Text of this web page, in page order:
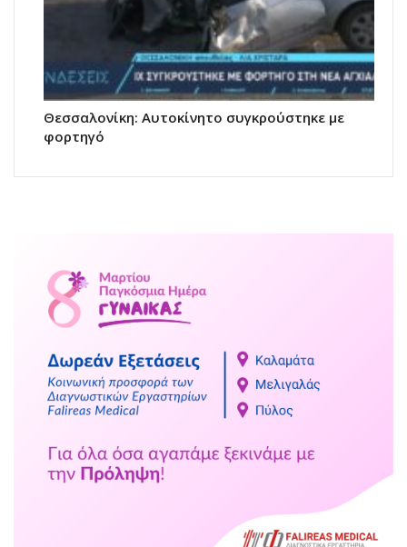
Θεσσαλονίκη: Αυτοκίνητο συγκρούστηκε με
φορτηγό